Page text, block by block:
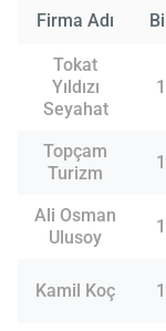
Firma Adı
Tokat
Yıldızı
Seyahat
Topçam
Turizm
Ali Osman
Ulusoy
Kamil Koç